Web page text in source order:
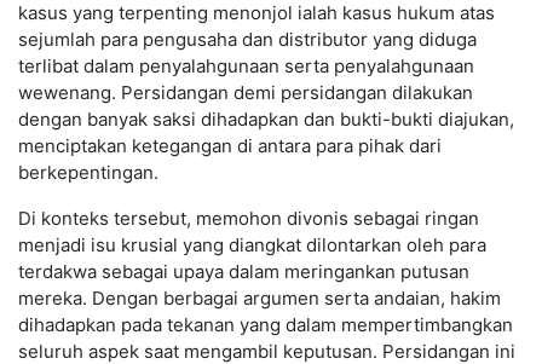
kasus yang terpenting menonjol ialah kasus hukum atas
sejumlah para pengusaha dan distributor yang diduga
terlibat dalam penyalahgunaan serta penyalahgunaan
wewenang. Persidangan demi persidangan dilakukan
dengan banyak saksi dihadapkan dan bukti-bukti diajukan,
menciptakan ketegangan di antara para pihak dari
berkepentingan.
Di konteks tersebut, memohon divonis sebagai ringan
menjadi isu krusial yang diangkat dilontarkan oleh para
terdakwa sebagai upaya dalam meringankan putusan
mereka. Dengan berbagai argumen serta andaian, hakim
dihadapkan pada tekanan yang dalam mempertimbangkan
seluruh aspek saat mengambil keputusan. Persidangan ini